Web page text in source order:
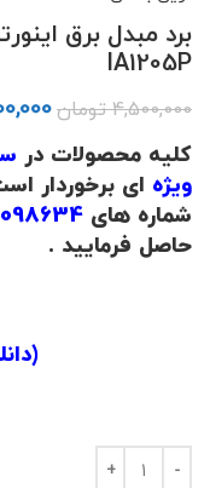
IA1205P
4,500,000 تومان
کلیه محصولات در
ویژه ای برخوردار
شماره های
حاصل فرمایید .
(